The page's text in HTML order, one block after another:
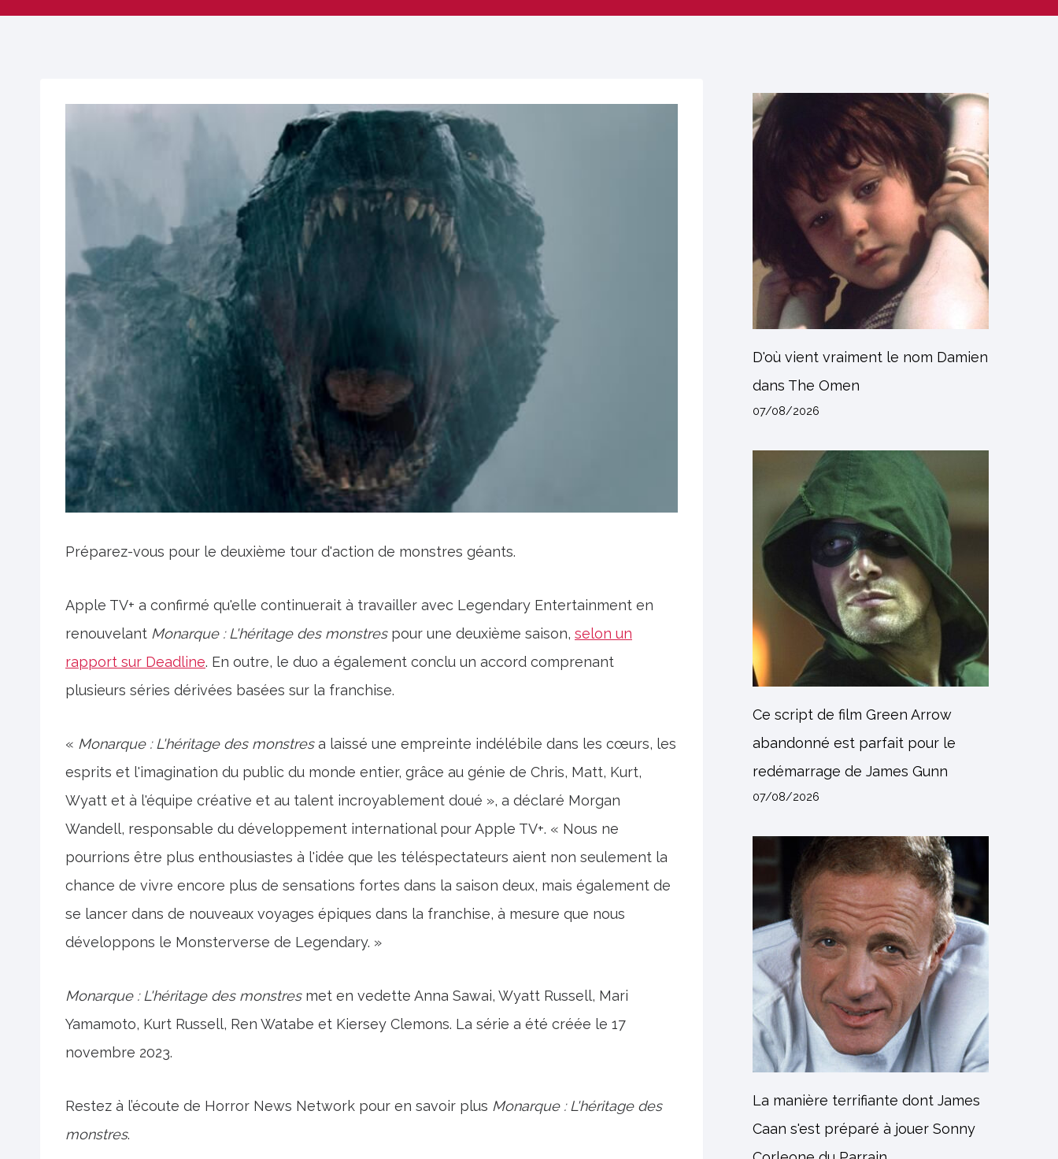
Préparez-vous pour le deuxième tour d'action de monstres géants.
Apple TV+ a confirmé qu'elle continuerait à travailler avec Legendary Entertainment en
renouvelant Monarque : L'héritage des monstrespour une deuxième saison, selon un
rapport sur Deadline. En outre, le duo a également conclu un accord comprenant
plusieurs séries dérivées basées sur la franchise.
« Monarque : L'héritage des monstresa laissé une empreinte indélébile dans les cœurs, les
esprits et l'imagination du public du monde entier, grâce au génie de Chris, Matt, Kurt,
Wyatt et à l'équipe créative et au talent incroyablement doué », a déclaré Morgan
Wandell, responsable du développement international pour Apple TV+. « Nous ne
pourrions être plus enthousiastes à l'idée que les téléspectateurs aient non seulement la
chance de vivre encore plus de sensations fortes dans la saison deux, mais également de
se lancer dans de nouveaux voyages épiques dans la franchise, à mesure que nous
développons le Monsterverse de Legendary. »
Monarque : L'héritage des monstresmet en vedette Anna Sawai, Wyatt Russell, Mari
Yamamoto, Kurt Russell, Ren Watabe et Kiersey Clemons. La série a été créée le 17
novembre 2023.
Restez à l’écoute de Horror News Network pour en savoir plus Monarque : L'héritage des
monstres.
D'où vient vraiment le nom Damien
dans The Omen
07/08/2026
Ce script de film Green Arrow
abandonné est parfait pour le
redémarrage de James Gunn
07/08/2026
La manière terrifiante dont James
Caan s'est préparé à jouer Sonny